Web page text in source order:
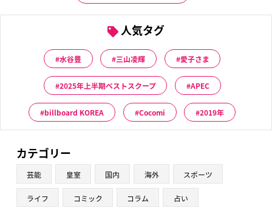
人気タグ
水谷豊 三山凌輝 愛子さま
2025年上半期ベストスクープ APEC
billboard KOREA Cocomi 2019年
カテゴリー
芸能 皇室 国内 海外 スポーツ
ライフ コミック コラム 占い